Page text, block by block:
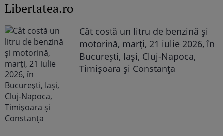
Libertatea.ro
Cât costă un litru de benzină și
motorină, marți, 21 iulie 2026, în
București, Iași, Cluj-Napoca,
Timișoara și Constanța